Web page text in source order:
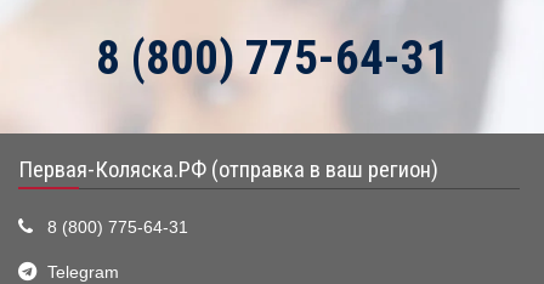
8 (800) 775-64-31
Первая-Коляска.РФ (отправка в ваш регион)
8 (800) 775-64-31
Telegram